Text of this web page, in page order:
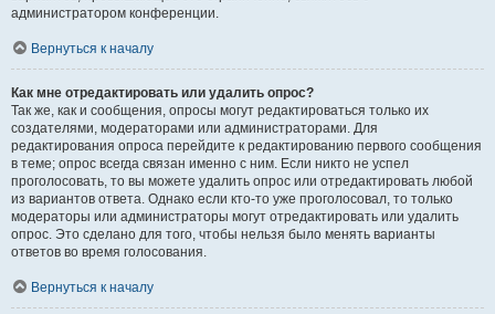
администратором конференции.
Вернуться к началу
Как мне отредактировать или удалить опрос?
Так же, как и сообщения, опросы могут редактироваться только их
создателями, модераторами или администраторами. Для
редактирования опроса перейдите к редактированию первого сообщения
в теме; опрос всегда связан именно с ним. Если никто не успел
проголосовать, то вы можете удалить опрос или отредактировать любой
из вариантов ответа. Однако если кто-то уже проголосовал, то только
модераторы или администраторы могут отредактировать или удалить
опрос. Это сделано для того, чтобы нельзя было менять варианты
ответов во время голосования.
Вернуться к началу